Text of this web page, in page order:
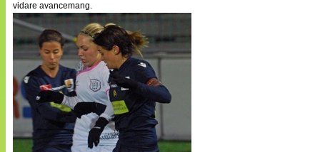
vidare avancemang.